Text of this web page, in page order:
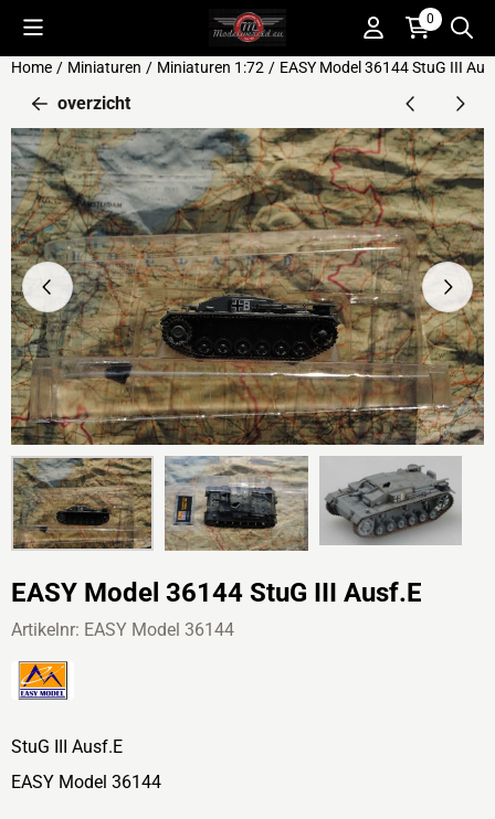
Cookievoorkeuren zijn beschikbaar. Kies instellingen of sta alle
0
Home / Miniaturen / Miniaturen 1:72 / EASY Model 36144 StuG III
overzicht
EASY Model 36144 StuG III Ausf.E
Artikelnr: EASY Model 36144
StuG III Ausf.E
EASY Model 36144